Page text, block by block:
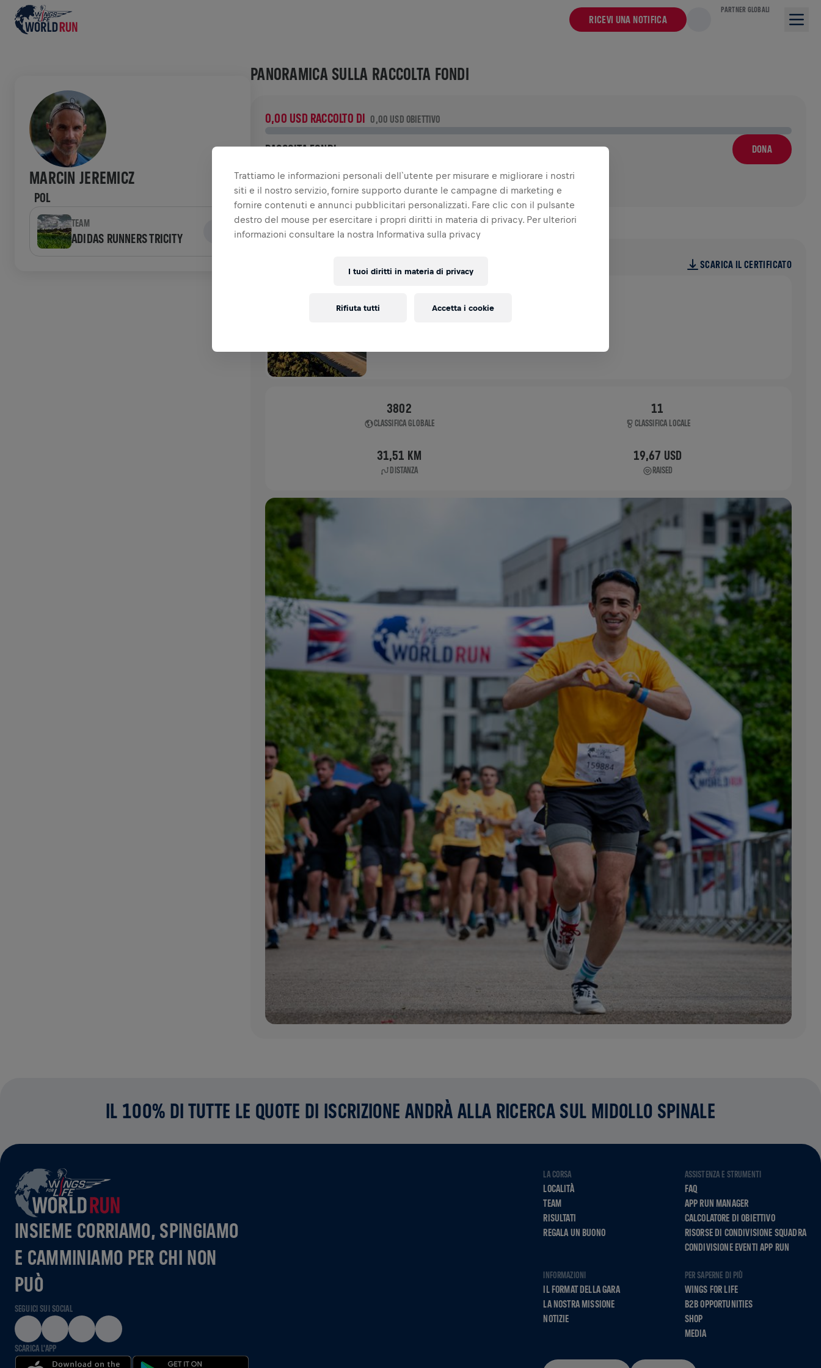
RICEVI UNA NOTIFICA
PARTNER GLOBALI
MARCIN JEREMICZ
POL
TEAM
ADIDAS RUNNERS TRICITY
PANORAMICA SULLA RACCOLTA FONDI
0,00 USD RACCOLTO DI 0,00 USD OBIETTIVO
RACCOLTA FONDI DONA
Dona per fare la differenza! Il 100% della tua donazione viene
devoluto alla ricerca sul midollo spinale.
STORIA
SCARICA IL CERTIFICATO
GDANSK PRZYMORZE
3802
CLASSIFICA GLOBALE
11
CLASSIFICA LOCALE
31,51 KM
DISTANZA
19,67 USD
RAISED
IL 100% DI TUTTE LE QUOTE DI ISCRIZIONE ANDRÀ ALLA RICERCA SUL MIDOLLO SPINALE
INSIEME CORRIAMO, SPINGIAMO
E CAMMINIAMO PER CHI NON
PUÒ
SEGUICI SUI SOCIAL
SCARICA L'APP
LA CORSA
LOCALITÀ
TEAM
RISULTATI
REGALA UN BUONO
ASSISTENZA E STRUMENTI
FAQ
APP RUN MANAGER
CALCOLATORE DI OBIETTIVO
RISORSE DI CONDIVISIONE SQUADRA
CONDIVISIONE EVENTI APP RUN
INFORMAZIONI
IL FORMAT DELLA GARA
LA NOSTRA MISSIONE
NOTIZIE
PER SAPERNE DI PIÙ
WINGS FOR LIFE
B2B OPPORTUNITIES
SHOP
MEDIA
Trattiamo le informazioni personali dell`utente per misurare e migliorare i nostri
siti e il nostro servizio, fornire supporto durante le campagne di marketing e
fornire contenuti e annunci pubblicitari personalizzati. Fare clic con il pulsante
destro del mouse per esercitare i propri diritti in materia di privacy. Per ulteriori
informazioni consultare la nostra Informativa sulla privacy
I tuoi diritti in materia di privacy
Rifiuta tutti Accetta i cookie